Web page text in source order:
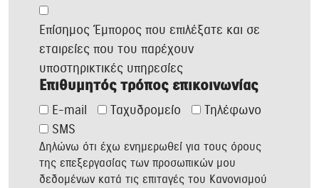
Επίσημος Έμπορος που επιλέξατε και σε
εταιρείες που του παρέχουν
υποστηρικτικές υπηρεσίες
Επιθυμητός τρόπος επικοινωνίας
E-mail Ταχυδρομείο
Τηλέφωνο
SMS
Δηλώνω ότι έχω ενημερωθεί για τους όρους
της επεξεργασίας των προσωπικών μου
δεδομένων κατά τις επιταγές του Κανονισμού